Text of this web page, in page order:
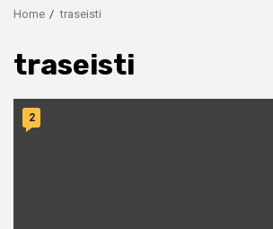
Home traseisti
traseisti
2